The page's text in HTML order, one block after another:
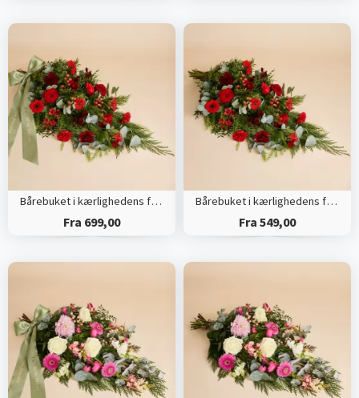
Bårebuket i kærlighedens farver med bånd
Fra 699,00
Bårebuket i kærlighedens farver
Fra 549,00